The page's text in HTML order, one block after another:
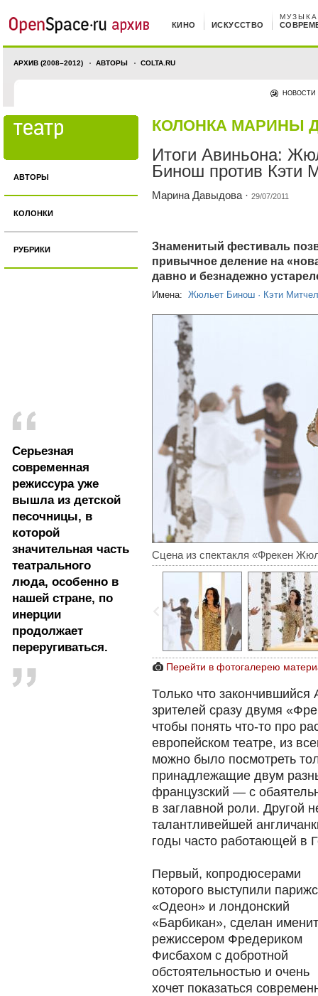
КИНО ИСКУССТВО
МУЗЫКА
АРХИВ (2008–2012) АВТОРЫ COLTA.RU
НОВОСТИ
АВТОРЫ
КОЛОНКИ
РУБРИКИ
Серьезная
современная
режиссура уже
вышла из детской
песочницы, в
которой
значительная часть
театрального
люда, особенно в
нашей стране, по
инерции
продолжает
переругиваться.
КОЛОНКА МАРИНЫ
Итоги Авиньона:
Бинош против Кэти
Марина Давыдова · 29/07/2011
Знаменитый фестиваль
привычное деление на
давно и безнадежно
Имена: Жюльет Бинош · Кэти
Сцена из спектакля «Фрекен
Перейти в фотогалерею
Только что
зрителей сразу двумя
чтобы понять что-то про
европейском театре, из
можно было посмотреть
принадлежащие двум
французский — с
в заглавной роли. Другой
талантливейшей
годы часто работающей в
Первый, копродюсерами
которого выступили
«Одеон» и лондонский
«Барбикан», сделан
режиссером Фредериком
Фисбахом с добротной
обстоятельностью и очень
хочет показаться